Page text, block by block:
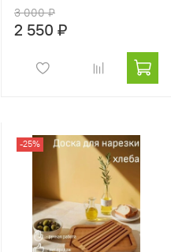
3 000 ₽
2 550 ₽
-25%